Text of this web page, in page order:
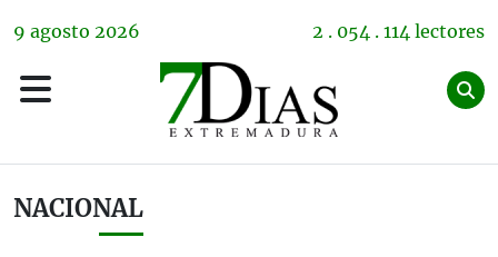
9 agosto 2026 2 . 054 . 114 lectores
NACIONAL